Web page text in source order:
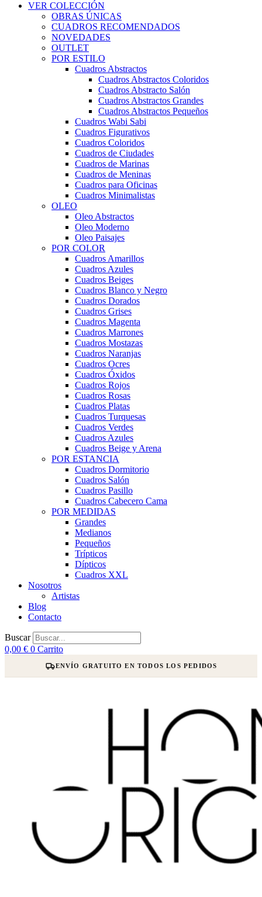
VER COLECCIÓN
OBRAS ÚNICAS
CUADROS RECOMENDADOS
NOVEDADES
OUTLET
POR ESTILO
Cuadros Abstractos
Cuadros Abstractos Coloridos
Cuadros Abstracto Salón
Cuadros Abstractos Grandes
Cuadros Abstractos Pequeños
Cuadros Wabi Sabi
Cuadros Figurativos
Cuadros Coloridos
Cuadros de Ciudades
Cuadros de Marinas
Cuadros de Meninas
Cuadros para Oficinas
Cuadros Minimalistas
OLEO
Oleo Abstractos
Oleo Moderno
Oleo Paisajes
POR COLOR
Cuadros Amarillos
Cuadros Azules
Cuadros Beiges
Cuadros Blanco y Negro
Cuadros Dorados
Cuadros Grises
Cuadros Magenta
Cuadros Marrones
Cuadros Mostazas
Cuadros Naranjas
Cuadros Ocres
Cuadros Óxidos
Cuadros Rojos
Cuadros Rosas
Cuadros Platas
Cuadros Turquesas
Cuadros Verdes
Cuadros Azules
Cuadros Beige y Arena
POR ESTANCIA
Cuadros Dormitorio
Cuadros Salón
Cuadros Pasillo
Cuadros Cabecero Cama
POR MEDIDAS
Grandes
Medianos
Pequeños
Trípticos
Dípticos
Cuadros XXL
Nosotros
Artistas
Blog
Contacto
Buscar
0,00 € 0 Carrito
ENVÍO GRATUITO EN TODOS LOS PEDIDOS